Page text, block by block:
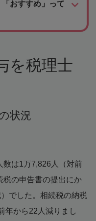
「おすすめ」って
を税理士
状況
数は1万7,826人（対前
税の申告書の提出にか
でした。相続税の納税
年から22人減りまし